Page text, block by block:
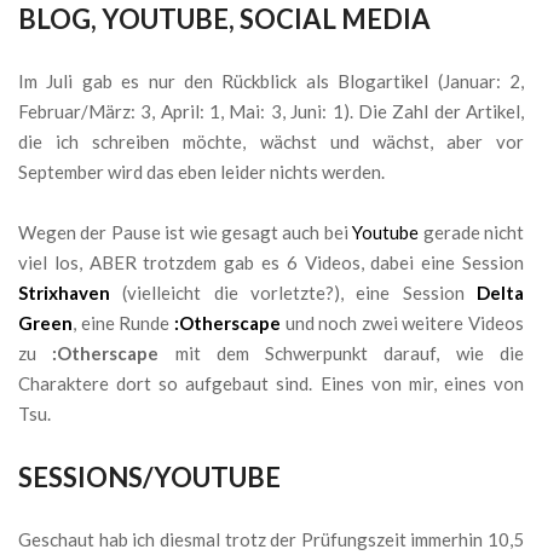
BLOG, YOUTUBE, SOCIAL MEDIA
Im Juli gab es nur den Rückblick als Blogartikel (Januar: 2,
Februar/März: 3, April: 1, Mai: 3, Juni: 1). Die Zahl der Artikel,
die ich schreiben möchte, wächst und wächst, aber vor
September wird das eben leider nichts werden.
Wegen der Pause ist wie gesagt auch beiYoutube gerade nicht
viel los, ABER trotzdem gab es 6 Videos, dabei eine Session
Strixhaven
(vielleicht die vorletzte?), eine Session Delta
Green , eine Runde :Otherscape und noch zwei weitere Videos
zu :Otherscape mit dem Schwerpunkt darauf, wie die
Charaktere dort so aufgebaut sind. Eines von mir, eines von
Tsu.
SESSIONS/YOUTUBE
Geschaut hab ich diesmal trotz der Prüfungszeit immerhin 10,5